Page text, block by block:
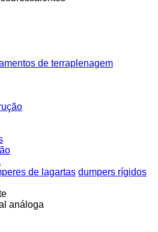
de terraplenagem
de lagartas dumpers rígidos
análoga